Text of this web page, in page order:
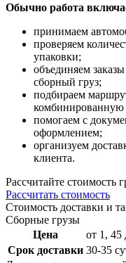
Обычно работа
принимаем
проверяем
упаковки;
объединяем
сборный груз;
подбираем
комбинированную
помогаем с
оформлением;
организуем
клиента.
Расcчитайте стоимость
Рассчитать стоимость
Стоимость доставки и
Сборные грузы
Цена
от 1, 45
Срок доставки 30-35